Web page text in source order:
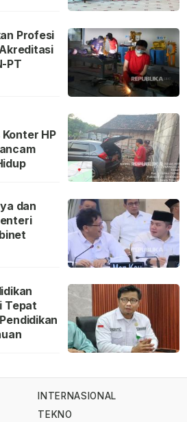
Profesi
PT
HP
dan
Tepat
INTERNASIONAL
TEKNO